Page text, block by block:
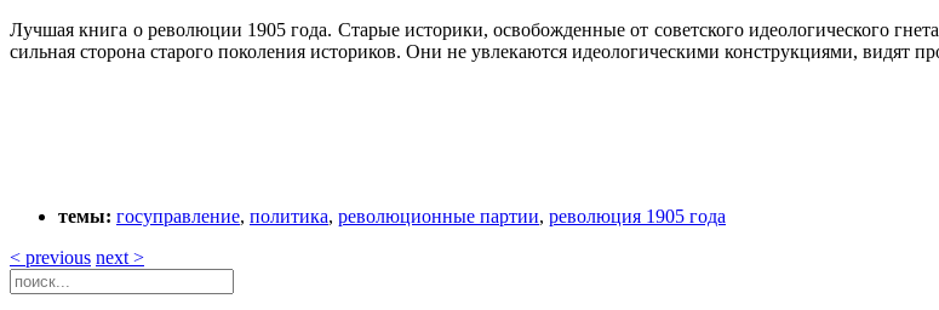
Лучшая книга о революции 1905 года. Старые историки, освобожденные от советского идеологического
сильная сторона старого поколения историков. Они не увлекаются идеологическими конструкциями, видят
темы: госуправление, политика, революционные партии, революция 1905 года
< previous next >